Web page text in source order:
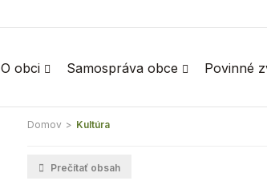
O obci Samospráva obce Povinné
Domov > Kultúra
Prečítať obsah